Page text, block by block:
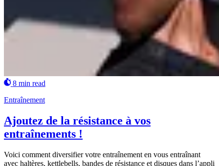
8 min read
Entraînement
Ajoutez de la résistance à vos
entraînements !
Voici comment diversifier votre entraînement en vous entraînant
avec haltères, kettlebells, bandes de résistance et disques dans l’appli